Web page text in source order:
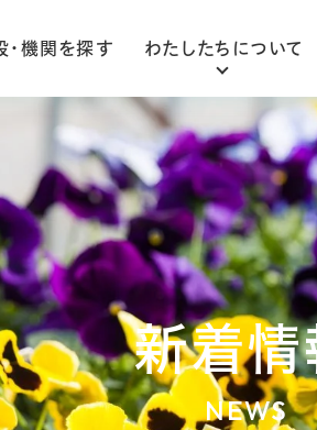
・機関を探す わたしたちについて
ごあいさつ
法人概要
組織図
新着情
NEWS